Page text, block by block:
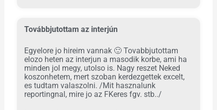
Továbbjutottam az interjún
Egyelore jo hireim vannak 🙂 Tovabbjutottam
elozo heten az interjun a masodik korbe, ami ha
minden jol megy, utolso is. Nagy reszet Neked
koszonhetem, mert szoban kerdezgettek excelt,
es tudtam valaszolni. /Mit hasznalunk
reportingnal, mire jo az FKeres fgv. stb../